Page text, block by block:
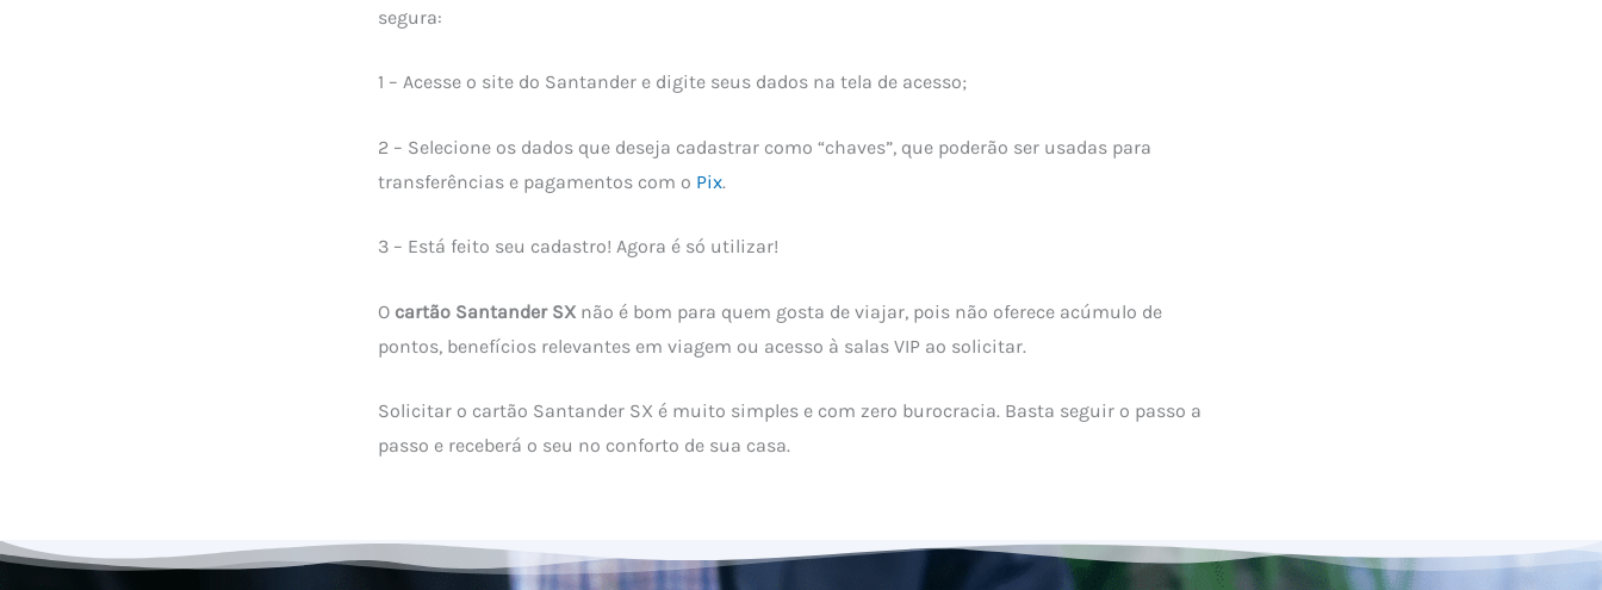
segura:
1 – Acesse o site do Santander e digite seus dados na tela de acesso;
2 – Selecione os dados que deseja cadastrar como “chaves”, que poderão ser usadas para
transferências e pagamentos com o Pix.
3 – Está feito seu cadastro! Agora é só utilizar!
O cartão Santander SX não é bom para quem gosta de viajar, pois não oferece acúmulo de
pontos, benefícios relevantes em viagem ou acesso à salas VIP ao solicitar.
Solicitar o cartão Santander SX é muito simples e com zero burocracia. Basta seguir o passo a
passo e receberá o seu no conforto de sua casa.